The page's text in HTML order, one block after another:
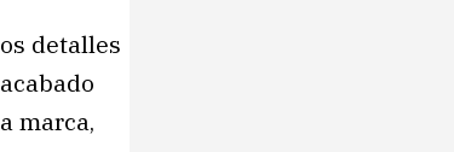
detalles
marca,